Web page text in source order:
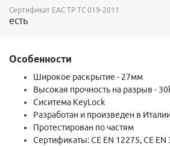
Сертификат ЕАС ТР ТС 019-2011
есть
Особенности
Широкое раскрытие - 27мм
Высокая прочность на разрыв -
Сиситема KeyLock
Разработан и произведен в
Протестирован по частям
Сертификаты:CE EN 12275,CE EN